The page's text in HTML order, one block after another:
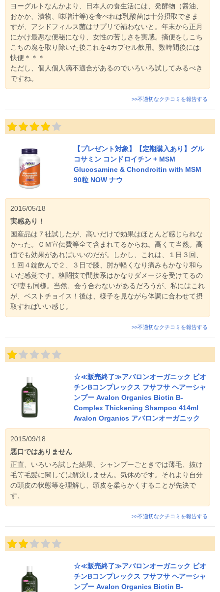
ヨーグルトなんかより、日本人の食生活には、発酵物（醤油、
おかか、漬物、味噌汁等)を食べれば乳酸菌は十分摂取できま
すが、アシドフィルス菌はサプリで補わないと。年末から正月
にかけ最悪な便秘になり、女性の苦しさを実感。摘便をしこち
こちの塊を取り除いた後これを4カプセル飲用。数時間後には
快便＊＊＊
ただし、個人個人滴不適合があるのでいろいろ試してみるべき
ですね。
>>不適切なクチコミを報告する
【プレゼント対象】【定期購入あり】グル
コサミン コンドロイチン + MSM
Glucosamine & Chondroitin with MSM
90粒 NOW ナウ
2016/05/18
実感あり！
国産品は７社試したが、高いだけで効果はほとんど感じられな
かった。ＣＭ宣伝費等全て含まれてるからね。高くて当然。高
価でも効果があればいいのだが。しかし、これは、１日３回、
１回４錠飲んで２、３日で膝、肘が軽くなり痛みもかなり和ら
いだ感覚です。格闘技で間接系はかなりダメージを受けてるの
で!妻も同様。当然、会う合わないがあるだろうが、私にはこれ
が、ベストチョイス！後は、様子を見ながら体調に合わせて摂
取すればいい感じ。
>>不適切なクチコミを報告する
☆≪販売終了≫アバロンオーガニック ビオ
チンBコンプレックス フサフサ ヘアーシャ
ンプー Avalon Organics Biotin B-
Complex Thickening Shampoo 414ml
Avalon Organics アバロンオーガニック
2015/09/18
悪口ではありません
正直、いろいろ試した結果、シャンプーごときでは薄毛、抜け
毛等毛髪に関しては解決しません。気休めです。それより自分
の頭皮の状態等を理解し、頭皮を柔らかくすることが先決で
す、
>>不適切なクチコミを報告する
☆≪販売終了≫アバロンオーガニック ビオ
チンBコンプレックス フサフサ ヘアーシャ
ンプー Avalon Organics Biotin B-